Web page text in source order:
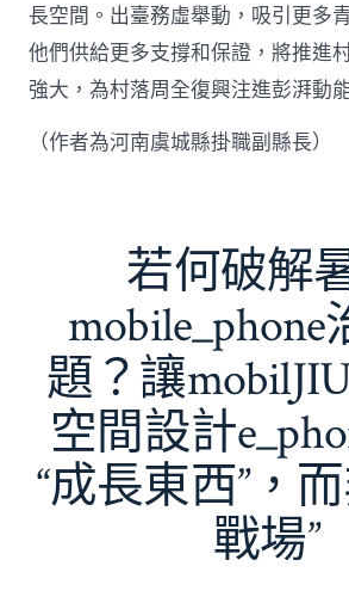
長空間。出臺務虛舉動，吸引更多
他們供給更多支撐和保證，將推進
強大，為村落周全復興注進彭湃動
（作者為河南虞城縣掛職副縣長）
若何破解
題？讓
空間設計
“成長東西”，
戰場”